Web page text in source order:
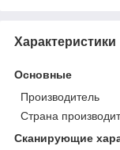
Характеристики
Основные
Производитель
Страна
Сканирующие